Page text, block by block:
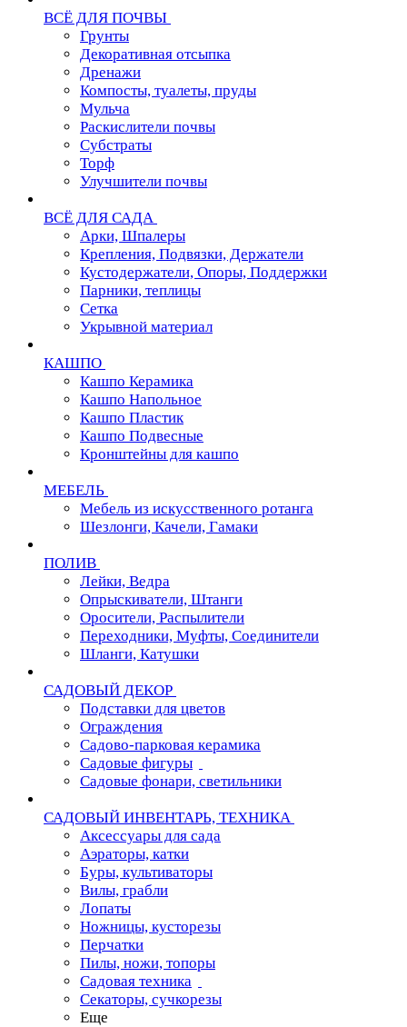
ВСЁ ДЛЯ ПОЧВЫ
Грунты
Декоративная отсыпка
Дренажи
Компосты, туалеты, пруды
Мульча
Раскислители почвы
Субстраты
Торф
Улучшители почвы
ВСЁ ДЛЯ САДА
Арки, Шпалеры
Крепления, Подвязки, Держатели
Кустодержатели, Опоры, Поддержки
Парники, теплицы
Сетка
Укрывной материал
КАШПО
Кашпо Керамика
Кашпо Напольное
Кашпо Пластик
Кашпо Подвесные
Кронштейны для кашпо
МЕБЕЛЬ
Мебель из искусственного ротанга
Шезлонги, Качели, Гамаки
ПОЛИВ
Лейки, Ведра
Опрыскиватели, Штанги
Оросители, Распылители
Переходники, Муфты, Соединители
Шланги, Катушки
САДОВЫЙ ДЕКОР
Подставки для цветов
Ограждения
Садово-парковая керамика
Садовые фигуры
Садовые фонари, светильники
САДОВЫЙ ИНВЕНТАРЬ, ТЕХНИКА
Аксессуары для сада
Аэраторы, катки
Буры, культиваторы
Вилы, грабли
Лопаты
Ножницы, кусторезы
Перчатки
Пилы, ножи, топоры
Садовая техника
Секаторы, сучкорезы
Еще